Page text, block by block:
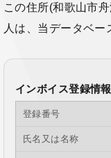
この住所(和歌山市
人は、当データベー
インボイス登録情報
登録番号
氏名又は名称